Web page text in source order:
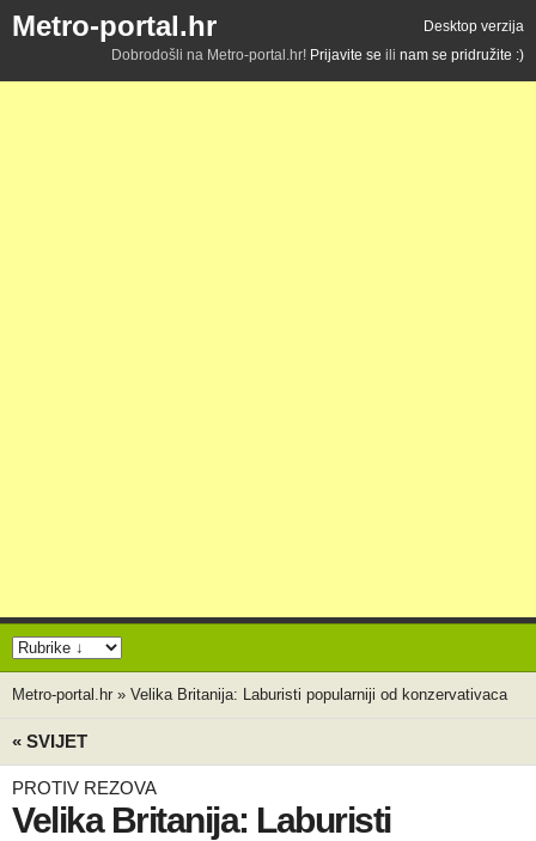
Metro-portal.hr
Desktop verzija
Dobrodošli na Metro-portal.hr! Prijavite se ili nam se pridružite :)
Metro-portal.hr » Velika Britanija: Laburisti popularniji od konzervativaca
« SVIJET
PROTIV REZOVA
Velika Britanija: Laburisti